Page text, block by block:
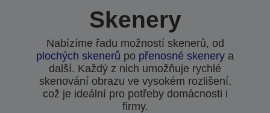
Skenery
Nabízíme řadu možností skenerů, od
plochých skenerů po přenosné skenery a
další. Každý z nich umožňuje rychlé
skenování obrazu ve vysokém rozlišení,
což je ideální pro potřeby domácnosti i
firmy.